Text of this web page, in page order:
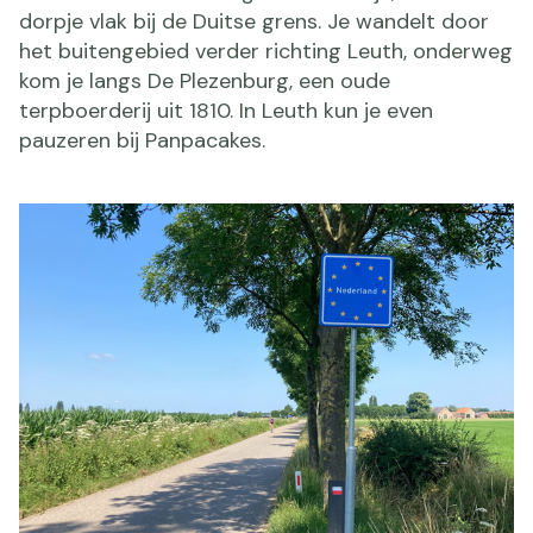
dorpje vlak bij de Duitse grens. Je wandelt door
het buitengebied verder richting Leuth, onderweg
kom je langs De Plezenburg, een oude
terpboerderij uit 1810. In Leuth kun je even
pauzeren bij Panpacakes.